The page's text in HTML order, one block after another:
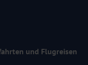
und Flugreisen